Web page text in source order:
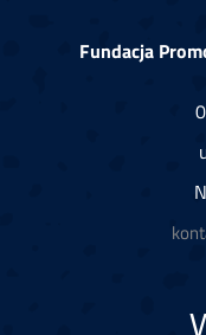
Fundacja